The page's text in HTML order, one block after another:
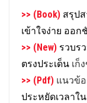
>> (Book) สรุป
เข้าใจง่าย ออ
>> (New) รวบร
ตรงประเด็น เก็
>> (Pdf) แนวข้
ประหยัดเวลาใ